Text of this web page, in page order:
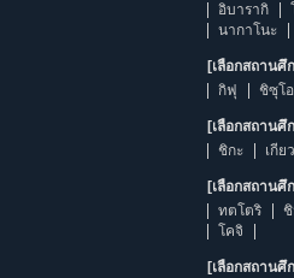
อิบารากิ
นากาโนะ
[เลือกสถานศึ
กิฟุ
ชิซุโ
[เลือกสถานศึ
ชิกะ
เกีย
[เลือกสถานศึ
ทตโตริ
ชิ
โคจิ
[เลือกสถานศึ